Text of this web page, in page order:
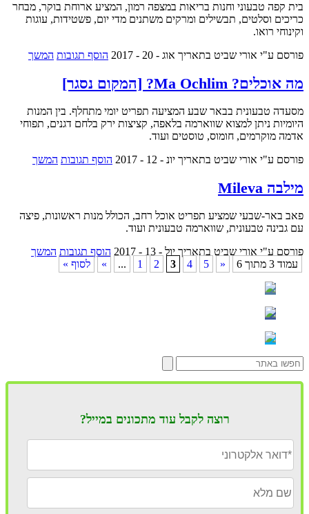
בית קפה טבעוני וחנות בריאות במצפה רמון, המציע ארוחת בוקר, מבחר
כריכים וסלטים, תבשילים ומרקים משתנים מדי יום, פשטידות, עוגות
וקינוחי רואו.
פורסם ע"י אורי שביט בתאריך אוג - 20 - 2017 הוסף תגובות המשך
מה אוכלים? Ma Ochlim? [המקום נסגר]
מסעדה טבעונית בבאר שבע המציעה תפריט יומי מתחלף. בין המנות
היומיות ניתן למצוא שווארמה בלאפה, קציצות ירק בלחם דגנים, תפוחי
אדמה מוקרמים, חומוס, טוסטים ועוד.
פורסם ע"י אורי שביט בתאריך יונ - 12 - 2017 הוסף תגובות המשך
מילבה Mileva
פאב באר-שבעי שמציע תפריט אוכל רחב, הכולל מנות ראשונות, פיצה
עם גבינה טבעונית, שווארמה טבעונית ועוד.
פורסם ע"י אורי שביט בתאריך יול - 13 - 2017 הוסף תגובות המשך
עמוד 3 מתוך 6
«
1 2 3 4 5
...
» לסוף »
רוצה לקבל עוד מתכונים במייל?